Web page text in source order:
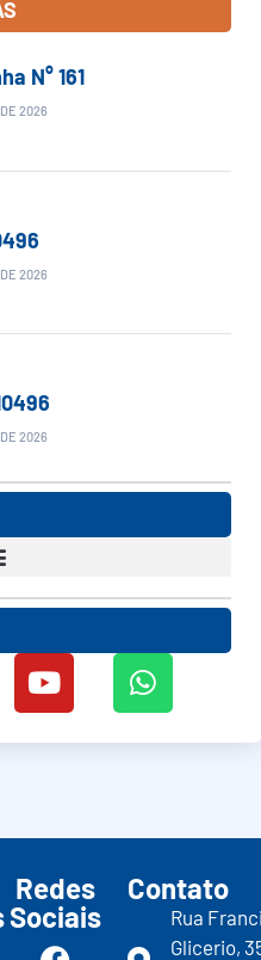
N° 161
DE 2026
DE 2026
DE 2026
Redes
Sociais
Contato
Rua
Glicerio,